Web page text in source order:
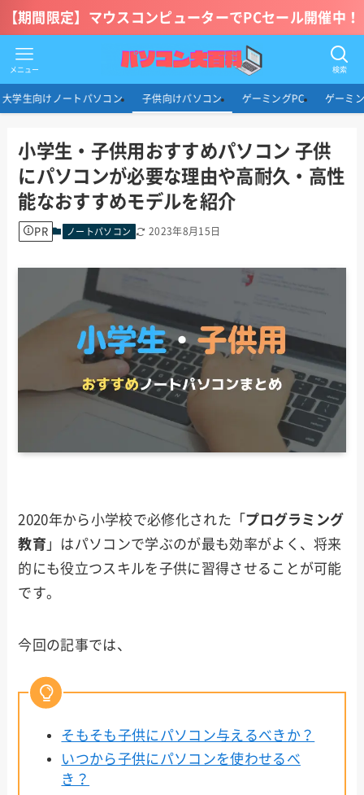
【期間限定】マウスコンピューターでPCセール開催中！
検索
メニュー
大学生向けノートパソコン 子供向けパソコン ゲーミングPC ゲーミ
小学生・子供用おすすめパソコン 子供
にパソコンが必要な理由や高耐久・高性
能なおすすめモデルを紹介
PR ノートパソコン 2023年8月15日
2020年から小学校で必修化された「 プログラミング
教育 」はパソコンで学ぶのが最も効率がよく、将来
的にも役立つスキルを子供に習得させることが可能
です。
今回の記事では、
そもそも子供にパソコン与えるべきか？
いつから子供にパソコンを使わせるべ
き？